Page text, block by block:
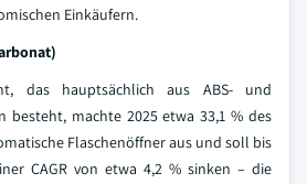
Einkäufern.
das hauptsächlich aus ABS- und
besteht, machte 2025 etwa 33,1 % des
Flaschenöffner aus und soll bis
CAGR von etwa 4,2 % sinken – die